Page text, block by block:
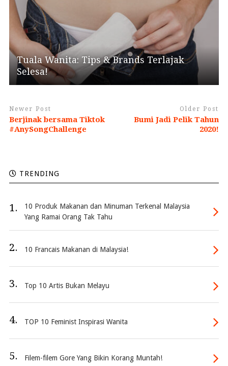
Tuala Wanita: Tips & Brands Terlajak
Selesa!
Newer Post
Berjinak bersama Tiktok
#AnySongChallenge
Older Post
Bumi Jadi Pelik Tahun
2020!
TRENDING
1.
10 Produk Makanan dan Minuman Terkenal Malaysia
Yang Ramai Orang Tak Tahu
2. 10 Francais Makanan di Malaysia!
3. Top 10 Artis Bukan Melayu
4. TOP 10 Feminist Inspirasi Wanita
5. Filem-filem Gore Yang Bikin Korang Muntah!